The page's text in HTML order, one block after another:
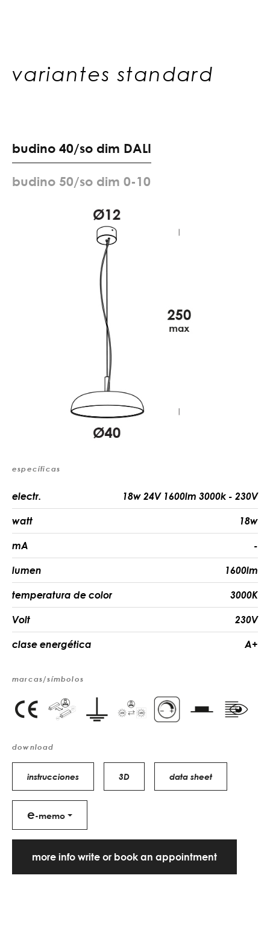
variantes standard
budino 40/so dim DALI
budino 50/so dim 0-10
específicas
electr. 18w 24V 1600lm 3000k - 230V
watt 18w
mA -
lumen 1600lm
temperatura de color 3000K
Volt 230V
clase energética A+
marcas/símbolos
download
instrucciones 3D data sheet
e-memo
more info write or book an appointment